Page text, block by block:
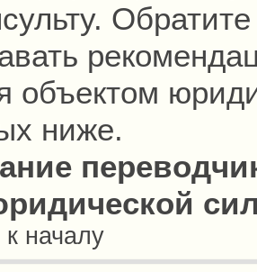
объектом
ниже.
началу